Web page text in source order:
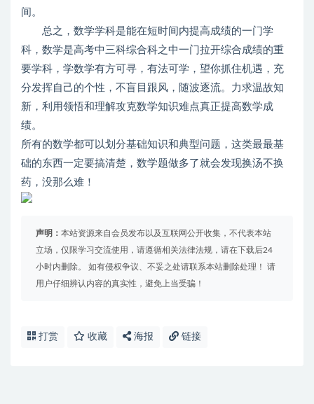
间。
总之，数学学科是能在短时间内提高成绩的一门学
科，数学是高考中三科综合科之中一门拉开综合成绩的重
要学科，学数学有方可寻，有法可学，望你抓住机遇，充
分发挥自己的个性，不盲目跟风，随波逐流。力求温故知
新，利用领悟和理解攻克数学知识难点真正提高数学成
绩。
所有的数学都可以划分基础知识和典型问题，这类最最基
础的东西一定要搞清楚，数学题做多了就会发现换汤不换
药，没那么难！
声明： 本站资源来自会员发布以及互联网公开收集，不代表本站
立场，仅限学习交流使用，请遵循相关法律法规，请在下载后24
小时内删除。 如有侵权争议、不妥之处请联系本站删除处理！ 请
用户仔细辨认内容的真实性，避免上当受骗！
打赏 收藏 海报 链接